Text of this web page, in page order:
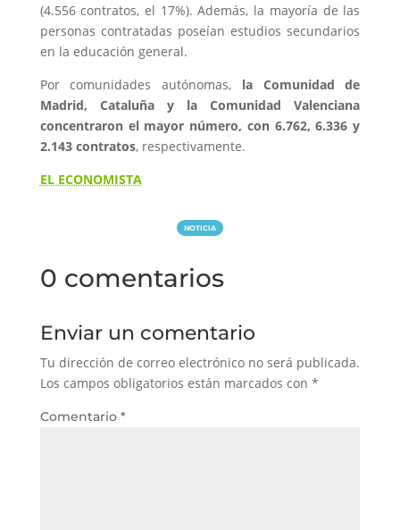
(4.556 contratos, el 17%). Además, la mayoría de las
personas contratadas poseían estudios secundarios
en la educación general.
Por comunidades autónomas, la Comunidad de
Madrid, Cataluña y la Comunidad Valenciana
concentraron el mayor número, con 6.762, 6.336 y
2.143 contratos, respectivamente.
EL ECONOMISTA
NOTICIA
0 comentarios
Enviar un comentario
Tu dirección de correo electrónico no será publicada.
Los campos obligatorios están marcados con *
Comentario *